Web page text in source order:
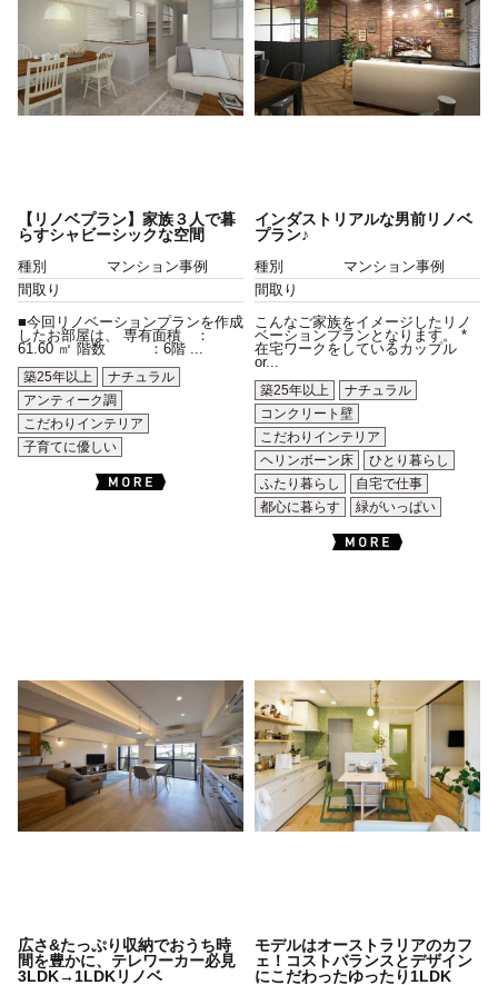
【リノベプラン】家族３人で暮
らすシャビーシックな空間
種別
マンション事例
間取り
■今回リノベーションプランを作成
したお部屋は、 専有面積 ：
61.60 ㎡ 階数 ：6階 ...
築25年以上
ナチュラル
アンティーク調
こだわりインテリア
子育てに優しい
インダストリアルな男前リノベ
プラン♪
種別
マンション事例
間取り
こんなご家族をイメージしたリノ
ベーションプランとなります。 *
在宅ワークをしているカップル
or...
築25年以上
ナチュラル
コンクリート壁
こだわりインテリア
ヘリンボーン床
ひとり暮らし
ふたり暮らし
自宅で仕事
都心に暮らす
緑がいっぱい
広さ&たっぷり収納でおうち時
間を豊かに、テレワーカー必見
3LDK→1LDKリノベ
モデルはオーストラリアのカフ
ェ！コストバランスとデザイン
にこだわったゆったり1LDK